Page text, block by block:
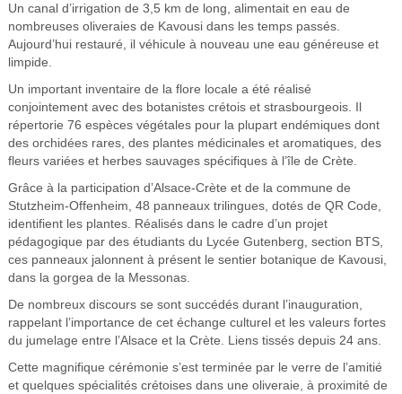
Un canal d’irrigation de 3,5 km de long, alimentait en eau de
nombreuses oliveraies de Kavousi dans les temps passés.
Aujourd’hui restauré, il véhicule à nouveau une eau généreuse et
limpide.
Un important inventaire de la flore locale a été réalisé
conjointement avec des botanistes crétois et strasbourgeois. Il
répertorie 76 espèces végétales pour la plupart endémiques dont
des orchidées rares, des plantes médicinales et aromatiques, des
fleurs variées et herbes sauvages spécifiques à l’île de Crète.
Grâce à la participation d’Alsace-Crète et de la commune de
Stutzheim-Offenheim, 48 panneaux trilingues, dotés de QR Code,
identifient les plantes. Réalisés dans le cadre d’un projet
pédagogique par des étudiants du Lycée Gutenberg, section BTS,
ces panneaux jalonnent à présent le sentier botanique de Kavousi,
dans la gorgea de la Messonas.
De nombreux discours se sont succédés durant l’inauguration,
rappelant l’importance de cet échange culturel et les valeurs fortes
du jumelage entre l’Alsace et la Crète. Liens tissés depuis 24 ans.
Cette magnifique cérémonie s’est terminée par le verre de l’amitié
et quelques spécialités crétoises dans une oliveraie, à proximité de